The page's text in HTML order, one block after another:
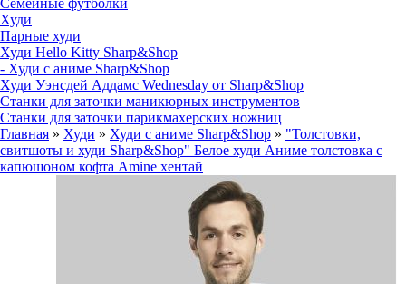
Семейные футболки
Худи
Парные худи
Худи Hello Kitty Sharp&Shop
- Худи с аниме Sharp&Shop
Худи Уэнсдей Аддамс Wednesday от Sharp&Shop
Станки для заточки маникюрных инструментов
Станки для заточки парикмахерских ножниц
Главная » Худи » Худи с аниме Sharp&Shop » "Толстовки,
свитшоты и худи Sharp&Shop" Белое худи Аниме толстовка с
капюшоном кофта Amine хентай